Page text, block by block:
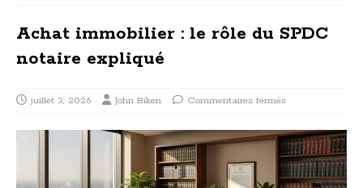
Achat immobilier : le rôle du SPDC
notaire expliqué
juillet 3, 2026 John Biken Commentaires fermés